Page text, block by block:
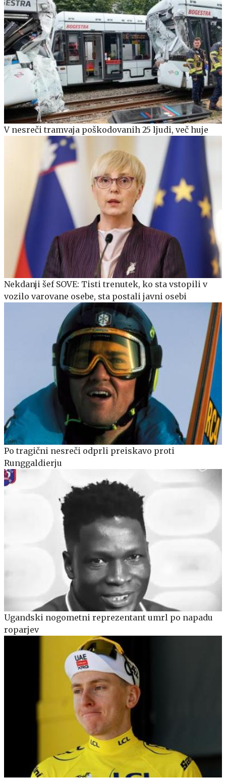
V nesreči tramvaja poškodovanih 25 ljudi, več huje
Nekdanji šef SOVE: Tisti trenutek, ko sta vstopili v
vozilo varovane osebe, sta postali javni osebi
Po tragični nesreči odprli preiskavo proti
Runggaldierju
Ugandski nogometni reprezentant umrl po napadu
roparjev